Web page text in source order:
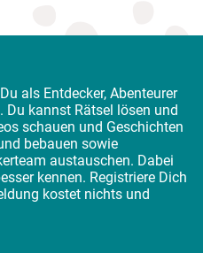
als Entdecker, Abenteurer
Du kannst Rätsel lösen und
schauen und Geschichten
bebauen sowie
austauschen. Dabei
kennen. Registriere Dich
kostet nichts und